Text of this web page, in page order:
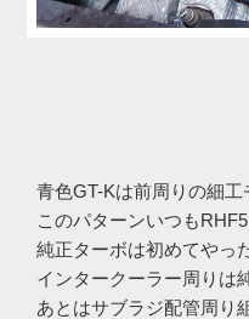
青色GT-Kは前周りの細工
このパターンいつも
純正ターボは初めてやっ
インタークーラー周りは
あとはサブラジ配管周り